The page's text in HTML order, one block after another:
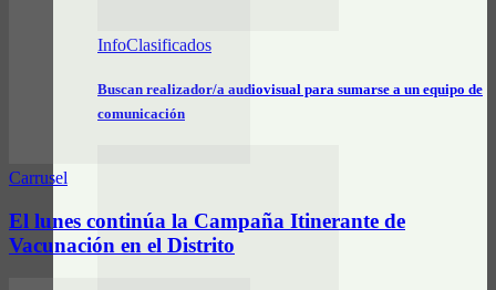
InfoClasificados
Buscan realizador/a audiovisual para sumarse a un equipo de
comunicación
Carrusel
El lunes continúa la Campaña Itinerante de
Vacunación en el Distrito